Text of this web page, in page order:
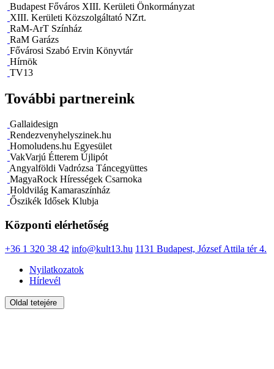
Budapest Főváros XIII. Kerületi Önkormányzat
XIII. Kerületi Közszolgáltató NZrt.
RaM-ArT Színház
RaM Garázs
Fővárosi Szabó Ervin Könyvtár
Hírnök
TV13
További partnereink
Gallaidesign
Rendezvenyhelyszinek.hu
Homoludens.hu Egyesület
VakVarjú Étterem Újlipót
Angyalföldi Vadrózsa Táncegyüttes
MagyaRock Hírességek Csarnoka
Holdvilág Kamaraszínház
Őszikék Idősek Klubja
Központi elérhetőség
+36 1 320 38 42 info@kult13.hu 1131 Budapest, József Attila tér 4.
Nyilatkozatok
Hírlevél
Oldal tetejére